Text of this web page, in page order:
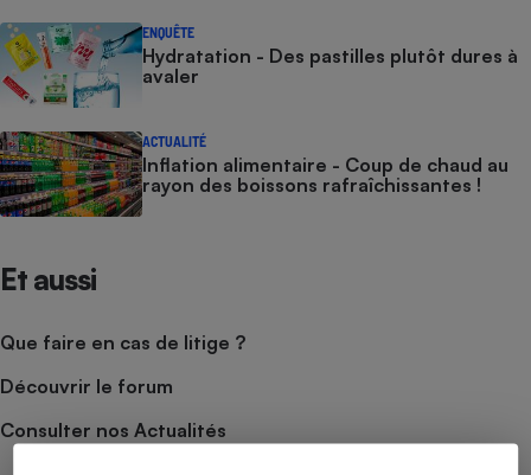
ENQUÊTE
Hydratation - Des pastilles plutôt dures à
avaler
ACTUALITÉ
Inflation alimentaire - Coup de chaud au
rayon des boissons rafraîchissantes !
Et aussi
Que faire en cas de litige ?
Découvrir le forum
Consulter nos Actualités